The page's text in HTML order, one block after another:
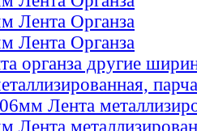
Лента Органза
Лента Органза
органза другие
парча
Лента
Лента